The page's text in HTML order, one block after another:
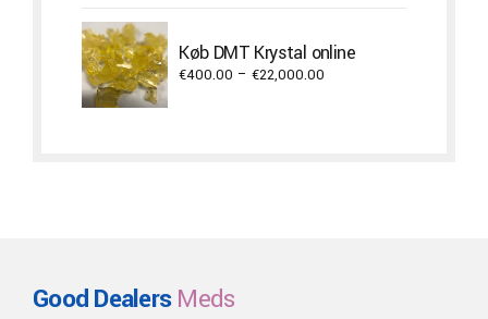
€17,300.00
Køb DMT Krystal online
€400.00 – €22,000.00
Good DealersMeds